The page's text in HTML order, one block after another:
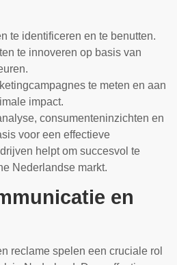
te identificeren en te benutten.
te innoveren op basis van
te meten en aan
impact.
consumenteninzichten en
voor een effectieve
helpt om succesvol te
Nederlandse markt.
en
reclame spelen een cruciale rol